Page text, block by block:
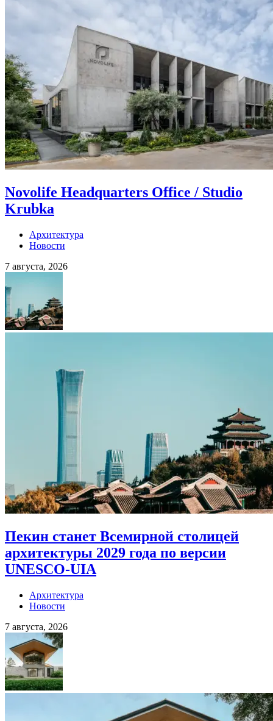
Novolife Headquarters Office / Studio
Krubka
Архитектура
Новости
7 августа, 2026
Пекин станет Всемирной столицей
архитектуры 2029 года по версии
UNESCO-UIA
Архитектура
Новости
7 августа, 2026